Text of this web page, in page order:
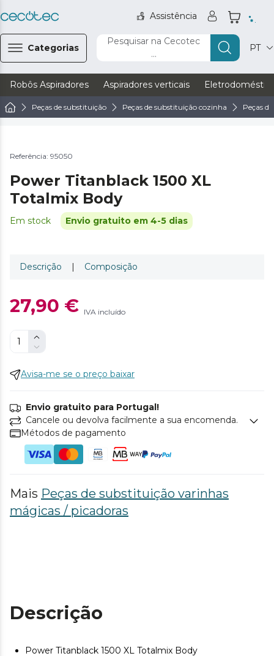
Assistência
Categorias
Pesquisar na Cecotec
...
PT
Robôs Aspiradores Aspiradores verticais
Peças de substituição Peças de substituição cozinha Peças
Referência: 95050
Power Titanblack 1500 XL
Totalmix Body
Em stock Envio gratuito em 4-5 dias
Descrição | Composição
27,90 € IVA incluído
Avisa-me se o preço baixar
Envio gratuito para Portugal!
Cancele ou devolva facilmente a sua encomenda.
Métodos de pagamento
Mais Peças de substituição varinhas
mágicas / picadoras
Descrição
Power Titanblack 1500 XL Totalmix Body